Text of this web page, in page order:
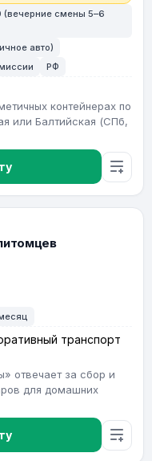
(вечерние смены 5–6
авто)
РФ
контейнерах по
или Балтийская (СПб,
транспорт
отвечает за сбор и
для домашних